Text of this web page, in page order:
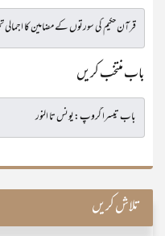
باب منتخب کریں
تلاش کریں